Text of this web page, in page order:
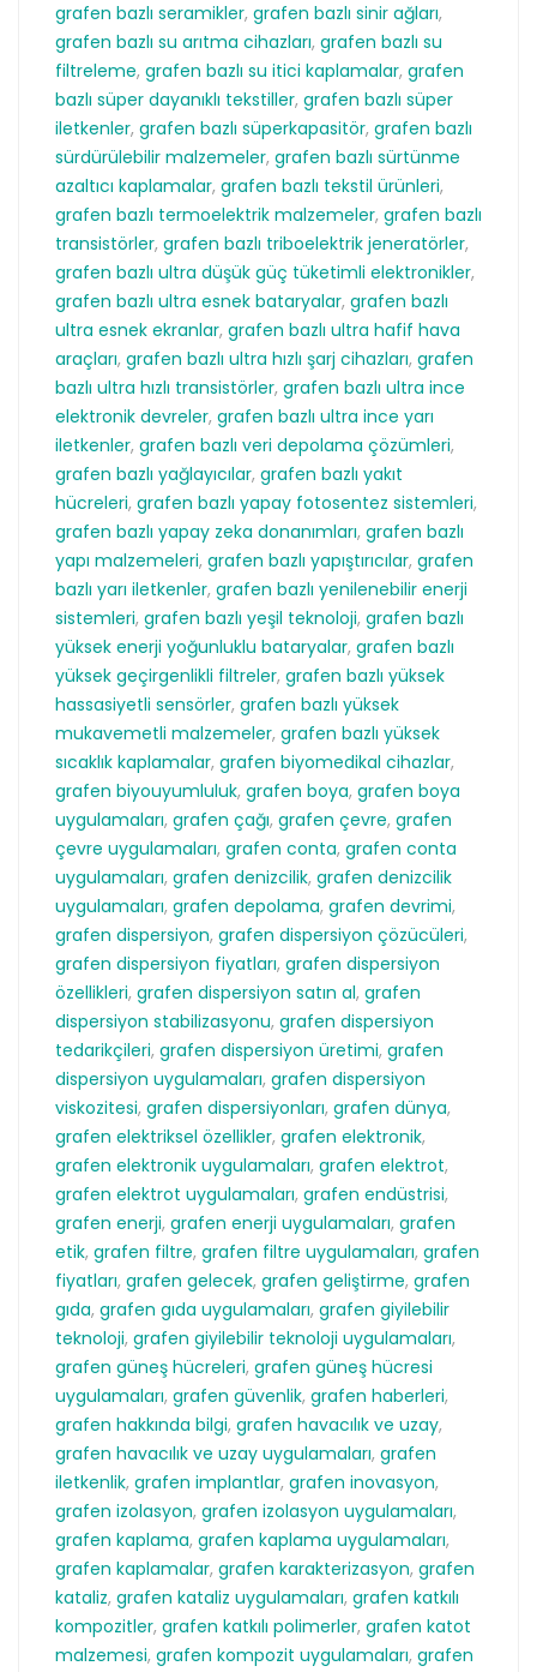
grafen bazlı seramikler, grafen bazlı sinir ağları,
grafen bazlı su arıtma cihazları, grafen bazlı su
filtreleme, grafen bazlı su itici kaplamalar, grafen
bazlı süper dayanıklı tekstiller, grafen bazlı süper
iletkenler, grafen bazlı süperkapasitör, grafen bazlı
sürdürülebilir malzemeler, grafen bazlı sürtünme
azaltıcı kaplamalar, grafen bazlı tekstil ürünleri,
grafen bazlı termoelektrik malzemeler, grafen bazlı
transistörler, grafen bazlı triboelektrik jeneratörler,
grafen bazlı ultra düşük güç tüketimli elektronikler,
grafen bazlı ultra esnek bataryalar, grafen bazlı
ultra esnek ekranlar, grafen bazlı ultra hafif hava
araçları, grafen bazlı ultra hızlı şarj cihazları, grafen
bazlı ultra hızlı transistörler, grafen bazlı ultra ince
elektronik devreler, grafen bazlı ultra ince yarı
iletkenler, grafen bazlı veri depolama çözümleri,
grafen bazlı yağlayıcılar, grafen bazlı yakıt
hücreleri, grafen bazlı yapay fotosentez sistemleri,
grafen bazlı yapay zeka donanımları, grafen bazlı
yapı malzemeleri, grafen bazlı yapıştırıcılar, grafen
bazlı yarı iletkenler, grafen bazlı yenilenebilir enerji
sistemleri, grafen bazlı yeşil teknoloji, grafen bazlı
yüksek enerji yoğunluklu bataryalar, grafen bazlı
yüksek geçirgenlikli filtreler, grafen bazlı yüksek
hassasiyetli sensörler, grafen bazlı yüksek
mukavemetli malzemeler, grafen bazlı yüksek
sıcaklık kaplamalar, grafen biyomedikal cihazlar,
grafen biyouyumluluk, grafen boya, grafen boya
uygulamaları, grafen çağı, grafen çevre, grafen
çevre uygulamaları, grafen conta, grafen conta
uygulamaları, grafen denizcilik, grafen denizcilik
uygulamaları, grafen depolama, grafen devrimi,
grafen dispersiyon, grafen dispersiyon çözücüleri,
grafen dispersiyon fiyatları, grafen dispersiyon
özellikleri, grafen dispersiyon satın al, grafen
dispersiyon stabilizasyonu, grafen dispersiyon
tedarikçileri, grafen dispersiyon üretimi, grafen
dispersiyon uygulamaları, grafen dispersiyon
viskozitesi, grafen dispersiyonları, grafen dünya,
grafen elektriksel özellikler, grafen elektronik,
grafen elektronik uygulamaları, grafen elektrot,
grafen elektrot uygulamaları, grafen endüstrisi,
grafen enerji, grafen enerji uygulamaları, grafen
etik, grafen filtre, grafen filtre uygulamaları, grafen
fiyatları, grafen gelecek, grafen geliştirme, grafen
gıda, grafen gıda uygulamaları, grafen giyilebilir
teknoloji, grafen giyilebilir teknoloji uygulamaları,
grafen güneş hücreleri, grafen güneş hücresi
uygulamaları, grafen güvenlik, grafen haberleri,
grafen hakkında bilgi, grafen havacılık ve uzay,
grafen havacılık ve uzay uygulamaları, grafen
iletkenlik, grafen implantlar, grafen inovasyon,
grafen izolasyon, grafen izolasyon uygulamaları,
grafen kaplama, grafen kaplama uygulamaları,
grafen kaplamalar, grafen karakterizasyon, grafen
kataliz, grafen kataliz uygulamaları, grafen katkılı
kompozitler, grafen katkılı polimerler, grafen katot
malzemesi, grafen kompozit uygulamaları, grafen